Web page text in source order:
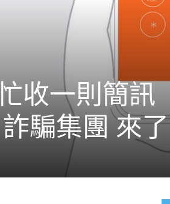
收一則簡訊
騙集團 來